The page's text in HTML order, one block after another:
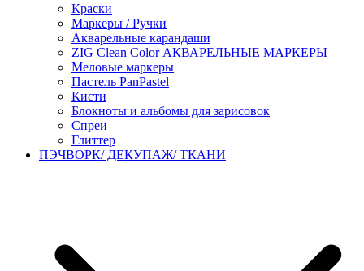
Краски
Маркеры / Ручки
Акварельные карандаши
ZIG Clean Color АКВАРЕЛЬНЫЕ МАРКЕРЫ
Меловые маркеры
Пастель PanPastel
Кисти
Блокноты и альбомы для зарисовок
Спреи
Глиттер
ПЭЧВОРК/ ДЕКУПАЖ/ ТКАНИ